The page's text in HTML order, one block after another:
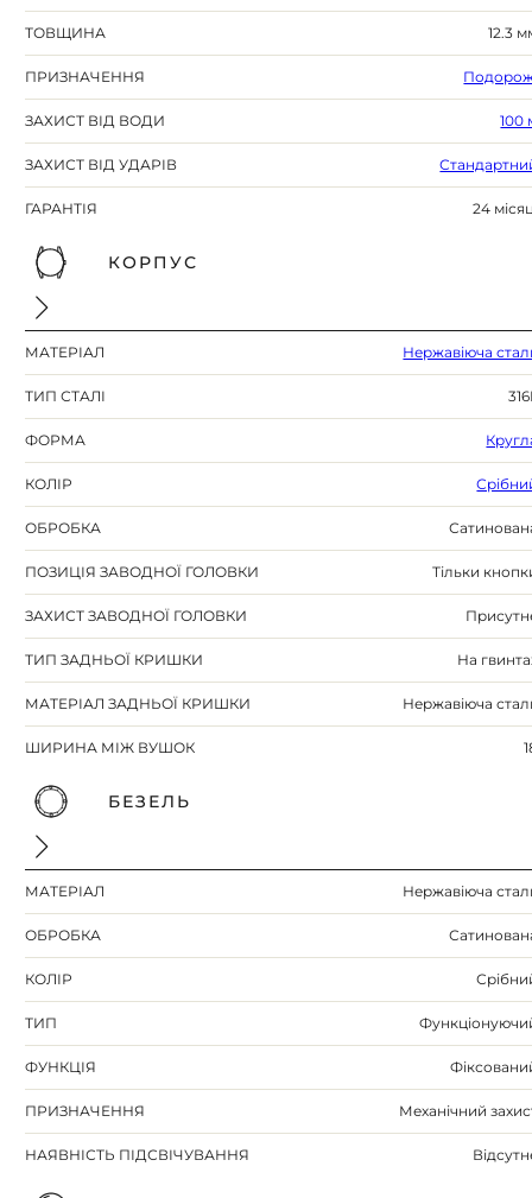
ТОВЩИНА 12.3
ПРИЗНАЧЕННЯ
ЗАХИСТ ВІД ВОДИ 100
ЗАХИСТ ВІД УДАРІВ
ГАРАНТІЯ 24
КОРПУС
МАТЕРІАЛ Нержавіюча
ТИП СТАЛІ
ФОРМА
КОЛІР
ОБРОБКА
ПОЗИЦІЯ ЗАВОДНОЇ ГОЛОВКИ Тільки
ЗАХИСТ ЗАВОДНОЇ ГОЛОВКИ
ТИП ЗАДНЬОЇ КРИШКИ На
МАТЕРІАЛ ЗАДНЬОЇ КРИШКИ Нержавіюча
ШИРИНА МІЖ ВУШОК
БЕЗЕЛЬ
МАТЕРІАЛ Нержавіюча
ОБРОБКА
КОЛІР
ТИП
ФУНКЦІЯ
ПРИЗНАЧЕННЯ Механічний
НАЯВНІСТЬ ПІДСВІЧУВАННЯ